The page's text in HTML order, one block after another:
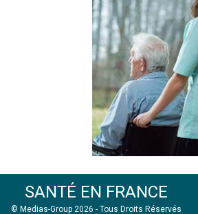
SANTÉ EN FRANCE
© Medias-Group 2026 - Tous Droits Réservés